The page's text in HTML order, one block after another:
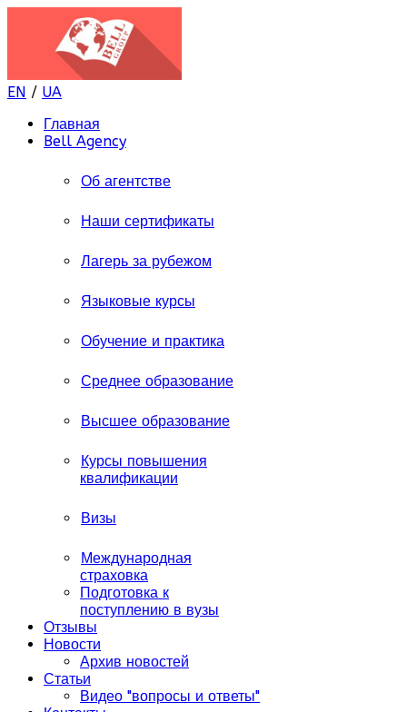
EN / UA
Главная
Bell Agency
Об агентстве
Наши сертификаты
Лагерь за рубежом
Языковые курсы
Обучение и практика
Среднее образование
Высшее образование
Курсы повышения
квалификации
Визы
Международная
страховка
Подготовка к
поступлению в вузы
Отзывы
Новости
Архив новостей
Статьи
Видео "вопросы и ответы"